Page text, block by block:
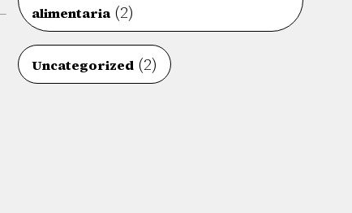
alimentaria(2)
Uncategorized (2)